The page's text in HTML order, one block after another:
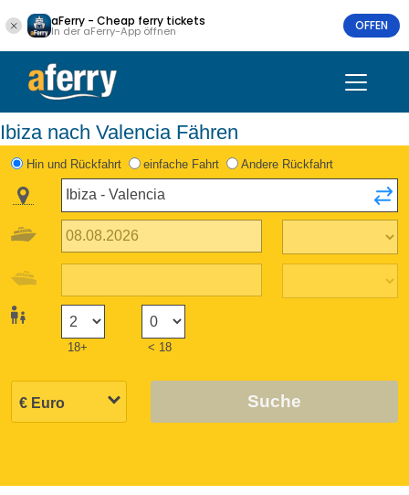
aFerry - Cheap ferry tickets
In der aFerry-App öffnen OFFEN
Ibiza nach Valencia Fähren
Hin und Rückfahrt einfache Fahrt Andere Rückfahrt
18+ < 18
Suche